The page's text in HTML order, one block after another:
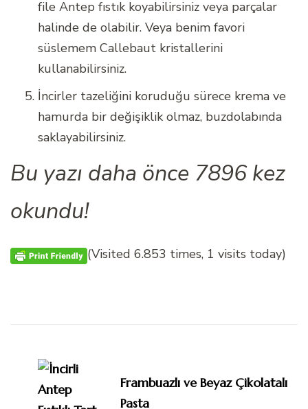
file Antep fıstık koyabilirsiniz veya parçalar
halinde de olabilir. Veya benim favori
süslemem Callebaut kristallerini
kullanabilirsiniz.
İncirler tazeliğini koruduğu sürece krema ve
hamurda bir değişiklik olmaz, buzdolabında
saklayabilirsiniz.
Bu yazı daha önce 7896 kez
okundu!
(Visited 6.853 times, 1 visits today)
dolaşımı
Frambuazlı ve Beyaz Çikolatalı
Pasta